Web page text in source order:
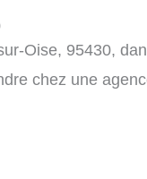
Oise, 95430,
chez une